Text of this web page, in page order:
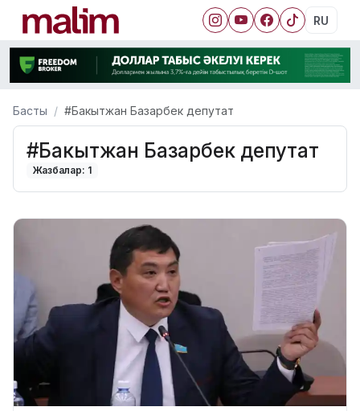
RU
Басты #Бакытжан Базарбек депутат
#Бакытжан Базарбек депутат
Жазбалар: 1